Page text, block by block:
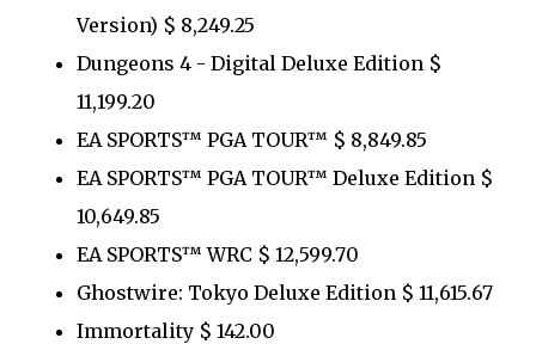
Version) $ 8,249.25
Dungeons 4 - Digital Deluxe Edition $
11,199.20
EA SPORTS™ PGA TOUR™ $ 8,849.85
EA SPORTS™ PGA TOUR™ Deluxe Edition $
10,649.85
EA SPORTS™ WRC $ 12,599.70
Ghostwire: Tokyo Deluxe Edition $ 11,615.67
Immortality $ 142.00